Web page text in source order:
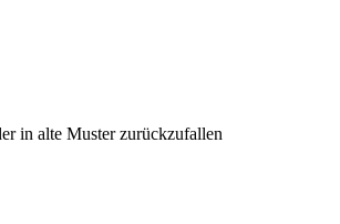
in alte Muster zurückzufallen